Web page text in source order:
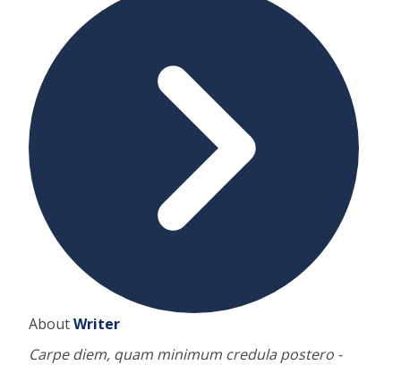
AboutWriter
Carpe diem, quam minimum credula postero -